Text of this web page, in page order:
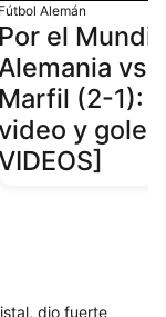
Fútbol Alemán
Por el
Alemania vs.
Marfil (2-1):
y goles
dio fuerte